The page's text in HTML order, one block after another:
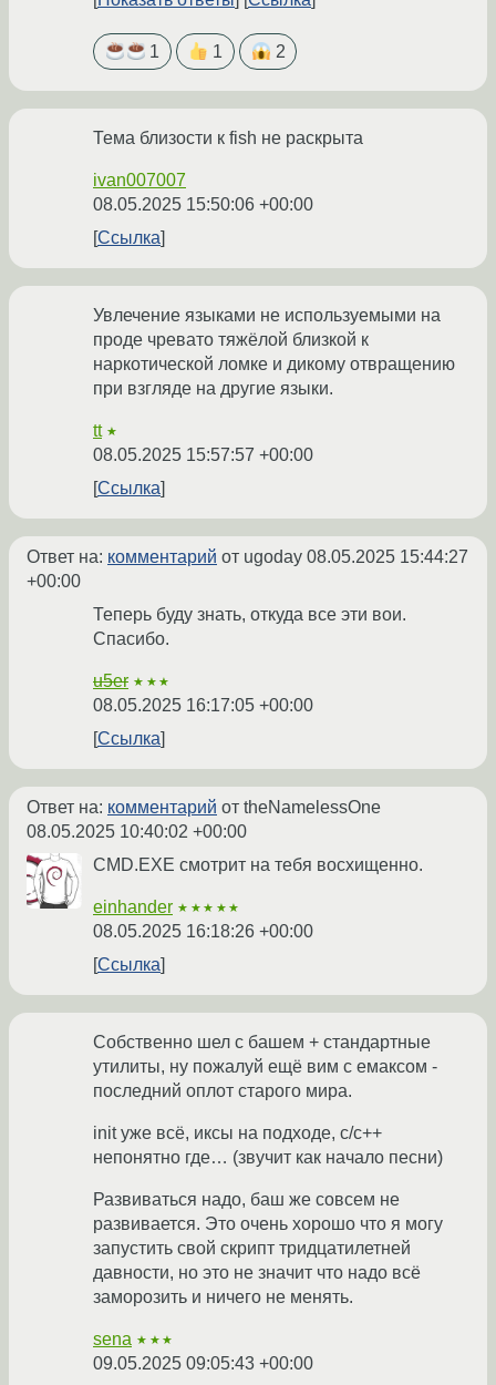
1 1 2
Тема близости к fish не раскрыта
ivan007007
08.05.2025 15:50:06 +00:00
Ссылка
Увлечение языками не используемыми на
проде чревато тяжёлой близкой к
наркотической ломке и дикому отвращению
при взгляде на другие языки.
tt ★
08.05.2025 15:57:57 +00:00
Ссылка
Ответ на: комментарий от ugoday 08.05.2025 15:44:27
+00:00
Теперь буду знать, откуда все эти вои.
Спасибо.
u5er ★★★
08.05.2025 16:17:05 +00:00
Ссылка
Ответ на: комментарий от theNamelessOne
08.05.2025 10:40:02 +00:00
CMD.EXE смотрит на тебя восхищенно.
einhander ★★★★★
08.05.2025 16:18:26 +00:00
Ссылка
Собственно шел с башем + стандартные
утилиты, ну пожалуй ещё вим с емаксом -
последний оплот старого мира.
init уже всё, иксы на подходе, c/с++
непонятно где… (звучит как начало песни)
Развиваться надо, баш же совсем не
развивается. Это очень хорошо что я могу
запустить свой скрипт тридцатилетней
давности, но это не значит что надо всё
заморозить и ничего не менять.
sena ★★★
09.05.2025 09:05:43 +00:00